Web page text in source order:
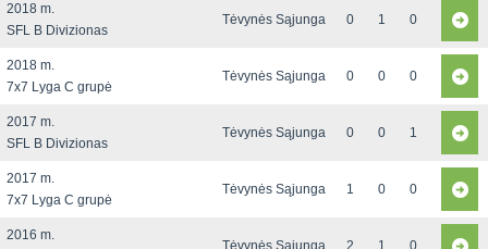
2018 m.
SFL B Divizionas
Tėvynės Sąjunga 0 1 0
2018 m.
7x7 Lyga C grupė
Tėvynės Sąjunga 0 0 0
2017 m.
SFL B Divizionas
Tėvynės Sąjunga 0 0 1
2017 m.
7x7 Lyga C grupė
Tėvynės Sąjunga 1 0 0
2016 m.